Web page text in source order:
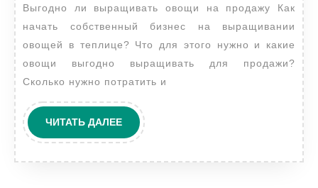
на
продажу
Выгодно ли выращивать овощи на продажу Как
начать собственный бизнес на выращивании
овощей в теплице? Что для этого нужно и какие
овощи выгодно выращивать для продажи?
Сколько нужно потратить и
ЧИТАТЬ ДАЛЕЕЧИТАТЬ
ДАЛЕЕ